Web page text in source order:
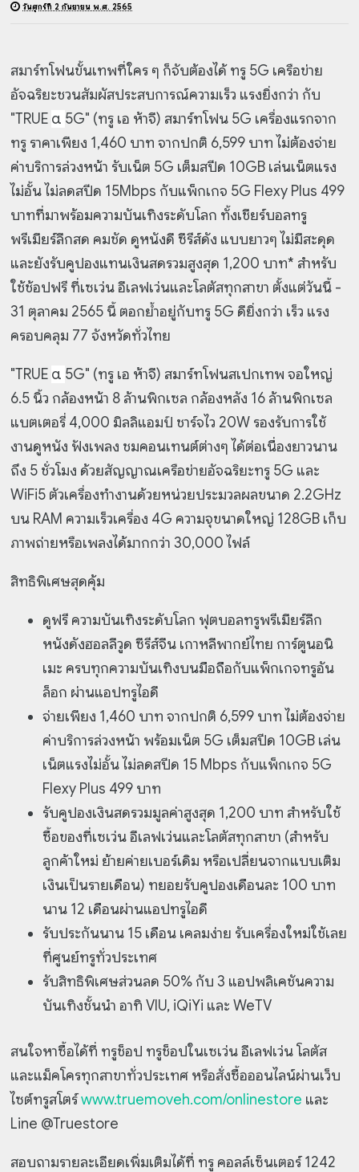
วันศุกร์ที่ 2 กันยายน พ.ศ. 2565
สมาร์ทโฟนขั้นเทพที่ใคร ๆ ก็จับต้องได้ ทรู 5G เครือข่าย
อัจฉริยะชวนสัมผัสประสบการณ์ความเร็ว แรงยิ่งกว่า กับ
"TRUE α 5G" (ทรู เอ ห้าจี) สมาร์ทโฟน 5G เครื่องแรกจาก
ทรู ราคาเพียง 1,460 บาท จากปกติ 6,599 บาท ไม่ต้องจ่าย
ค่าบริการล่วงหน้า รับเน็ต 5G เต็มสปีด 10GB เล่นเน็ตแรง
ไม่อั้น ไม่ลดสปีด 15Mbps กับแพ็กเกจ 5G Flexy Plus 499
บาทที่มาพร้อมความบันเทิงระดับโลก ทั้งเชียร์บอลทรู
พรีเมียร์ลีกสด คมชัด ดูหนังดี ซีรีส์ดัง แบบยาวๆ ไม่มีสะดุด
และยังรับคูปองแทนเงินสดรวมสูงสุด 1,200 บาท* สำหรับ
ใช้ช้อปฟรี ที่เซเว่น อีเลฟเว่นและโลตัสทุกสาขา ตั้งแต่วันนี้ -
31 ตุลาคม 2565 นี้ ตอกย้ำอยู่กับทรู 5G ดียิ่งกว่า เร็ว แรง
ครอบคลุม 77 จังหวัดทั่วไทย
"TRUE α 5G" (ทรู เอ ห้าจี) สมาร์ทโฟนสเปกเทพ จอใหญ่
6.5 นิ้ว กล้องหน้า 8 ล้านพิกเซล กล้องหลัง 16 ล้านพิกเซล
แบตเตอรี่ 4,000 มิลลิแอมป์ ชาร์จไว 20W รองรับการใช้
งานดูหนัง ฟังเพลง ชมคอนเทนต์ต่างๆ ได้ต่อเนื่องยาวนาน
ถึง 5 ชั่วโมง ด้วยสัญญาณเครือข่ายอัจฉริยะทรู 5G และ
WiFi5 ตัวเครื่องทำงานด้วยหน่วยประมวลผลขนาด 2.2GHz
บน RAM ความเร็วเครื่อง 4G ความจุขนาดใหญ่ 128GB เก็บ
ภาพถ่ายหรือเพลงได้มากกว่า 30,000 ไฟล์
สิทธิพิเศษสุดคุ้ม
ดูฟรี ความบันเทิงระดับโลก ฟุตบอลทรูพรีเมียร์ลีก
หนังดังฮอลลีวูด ซีรีส์จีน เกาหลีพากย์ไทย การ์ตูนอนิ
เมะ ครบทุกความบันเทิงบนมือถือกับแพ็กเกจทรูอัน
ล็อก ผ่านแอปทรูไอดี
จ่ายเพียง 1,460 บาท จากปกติ 6,599 บาท ไม่ต้องจ่าย
ค่าบริการล่วงหน้า พร้อมเน็ต 5G เต็มสปีด 10GB เล่น
เน็ตแรงไม่อั้น ไม่ลดสปีด 15 Mbps กับแพ็กเกจ 5G
Flexy Plus 499 บาท
รับคูปองเงินสดรวมมูลค่าสูงสุด 1,200 บาท สำหรับใช้
ซื้อของที่เซเว่น อีเลฟเว่นและโลตัสทุกสาขา (สำหรับ
ลูกค้าใหม่ ย้ายค่ายเบอร์เดิม หรือเปลี่ยนจากแบบเติม
เงินเป็นรายเดือน) ทยอยรับคูปองเดือนละ 100 บาท
นาน 12 เดือนผ่านแอปทรูไอดี
รับประกันนาน 15 เดือน เคลมง่าย รับเครื่องใหม่ใช้เลย
ที่ศูนย์ทรูทั่วประเทศ
รับสิทธิพิเศษส่วนลด 50% กับ 3 แอปพลิเคชันความ
บันเทิงชั้นนำ อาทิ VIU, iQiYi และ WeTV
สนใจหาซื้อได้ที่ ทรูช็อป ทรูช็อปในเซเว่น อีเลฟเว่น โลตัส
และแม็คโครทุกสาขาทั่วประเทศ หรือสั่งซื้อออนไลน์ผ่านเว็บ
ไซต์ทรูสโตร์www.truemoveh.com/onlinestore และ
Line @Truestore
สอบถามรายละเอียดเพิ่มเติมได้ที่ ทรู คอลล์เซ็นเตอร์ 1242